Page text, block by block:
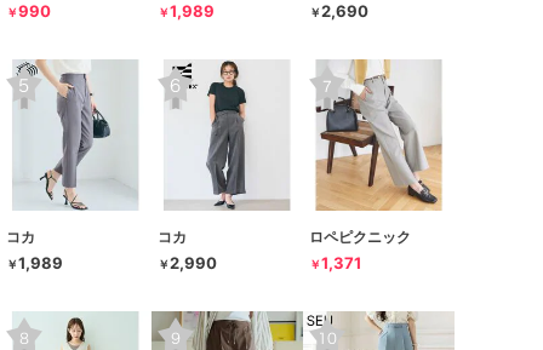
￥990 ￥1,989 ￥2,690
コカ
￥1,989
コカ
￥2,990
ロペピクニック
￥1,371